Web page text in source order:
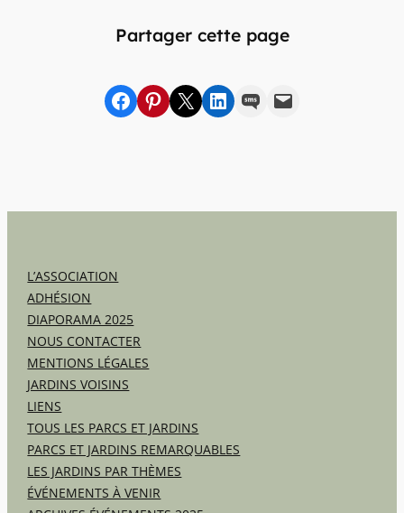
Partager cette page
Partager sur Facebook
sur Pinterest
sur X sur LinkedIn
par SMSpar e-mail
L’ASSOCIATION
ADHÉSION
DIAPORAMA 2025
NOUS CONTACTER
MENTIONS LÉGALES
JARDINS VOISINS
LIENS
TOUS LES PARCS ET JARDINS
PARCS ET JARDINS REMARQUABLES
LES JARDINS PAR THÈMES
ÉVÉNEMENTS À VENIR